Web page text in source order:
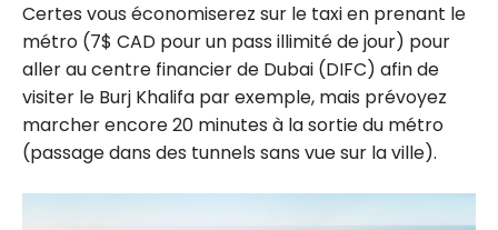
Certes vous économiserez sur le taxi en prenant le
métro (7$ CAD pour un pass illimité de jour) pour
aller au centre financier de Dubai (DIFC) afin de
visiter le Burj Khalifa par exemple, mais prévoyez
marcher encore 20 minutes à la sortie du métro
(passage dans des tunnels sans vue sur la ville).